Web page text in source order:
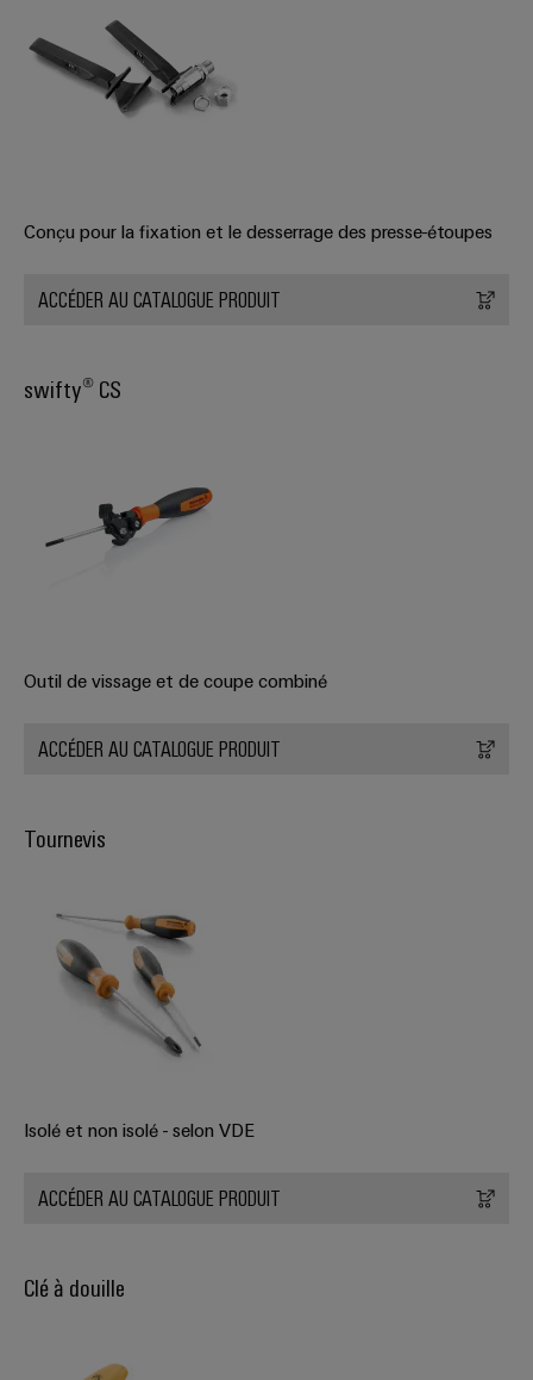
Conçu pour la fixation et le desserrage des presse-étoupes
ACCÉDER AU CATALOGUE PRODUIT
swifty® CS
Outil de vissage et de coupe combiné
ACCÉDER AU CATALOGUE PRODUIT
Tournevis
Isolé et non isolé - selon VDE
ACCÉDER AU CATALOGUE PRODUIT
Clé à douille